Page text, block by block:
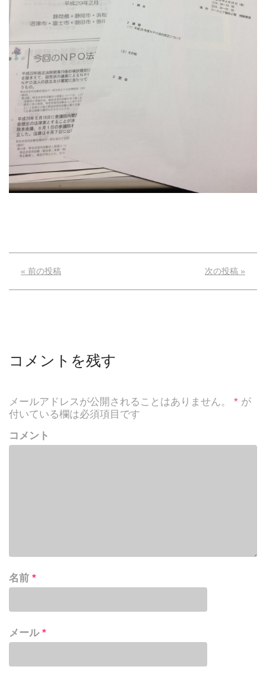
« 前の投稿 次の投稿 »
コメントを残す
メールアドレスが公開されることはありません。 * が
付いている欄は必須項目です
コメント
名前 *
メール *